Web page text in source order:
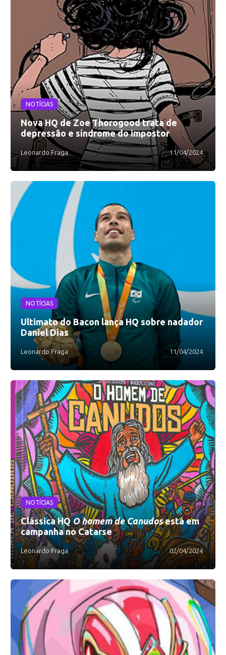
NOTÍCIAS
Nova HQ de Zoe Thorogood trata de
depressão e síndrome do impostor
Leonardo Fraga 11/04/2024
NOTÍCIAS
Ultimato do Bacon lança HQ sobre nadador
Daniel Dias
Leonardo Fraga 11/04/2024
NOTÍCIAS
Clássica HQO homem de Canudosestá em
campanha no Catarse
Leonardo Fraga 02/04/2024